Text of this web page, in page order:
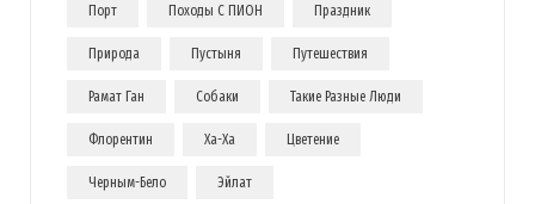
Порт Походы С ПИОН Праздник
Природа Пустыня Путешествия
Рамат Ган Собаки Такие Разные Люди
Флорентин Ха-Ха Цветение
Черным-Бело Эйлат